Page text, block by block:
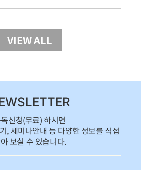
VIEW ALL
신청(무료) 하시면
, 세미나안내 등 다양한 정보를 직접
보실 수 있습니다.